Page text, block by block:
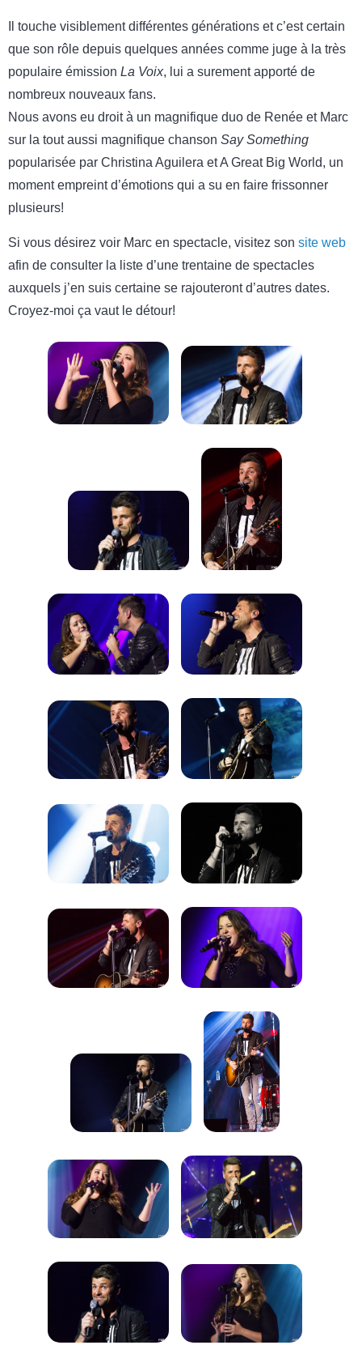
Il touche visiblement différentes générations et c’est certain
que son rôle depuis quelques années comme juge à la très
populaire émission La Voix, lui a surement apporté de
nombreux nouveaux fans.
Nous avons eu droit à un magnifique duo de Renée et Marc
sur la tout aussi magnifique chanson Say Something
popularisée par Christina Aguilera et A Great Big World, un
moment empreint d’émotions qui a su en faire frissonner
plusieurs!
Si vous désirez voir Marc en spectacle, visitez son site web
afin de consulter la liste d’une trentaine de spectacles
auxquels j’en suis certaine se rajouteront d’autres dates.
Croyez-moi ça vaut le détour!